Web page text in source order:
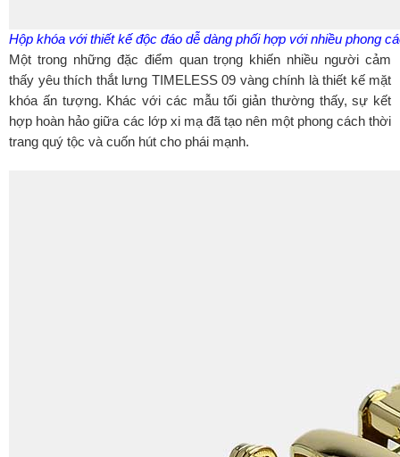
Hộp khóa với thiết kế độc đáo dễ dàng phối hợp với nhiều phong
Một trong những đặc điểm quan trọng khiến nhiều người cảm
thấy yêu thích thắt lưng TIMELESS 09 vàng chính là thiết kế mặt
khóa ấn tượng. Khác với các mẫu tối giản thường thấy, sự kết
hợp hoàn hảo giữa các lớp xi mạ đã tạo nên một phong cách thời
trang quý tộc và cuốn hút cho phái mạnh.